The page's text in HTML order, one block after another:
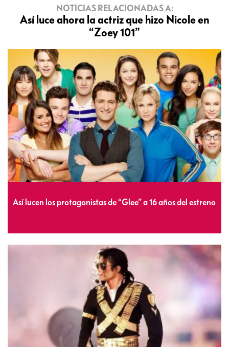
NOTICIAS RELACIONADAS A:
Así luce ahora la actriz que hizo Nicole en
“Zoey 101”
Así lucen los protagonistas de “Glee” a 16 años del estreno